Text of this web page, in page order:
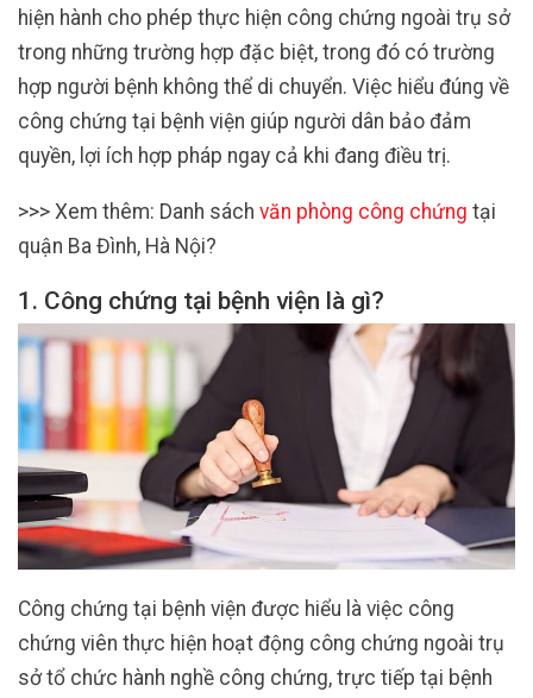
hiện hành cho phép thực hiện công chứng ngoài trụ sở
trong những trường hợp đặc biệt, trong đó có trường
hợp người bệnh không thể di chuyển. Việc hiểu đúng về
công chứng tại bệnh viện giúp người dân bảo đảm
quyền, lợi ích hợp pháp ngay cả khi đang điều trị.
>>> Xem thêm: Danh sách văn phòng công chứng tại
quận Ba Đình, Hà Nội?
1. Công chứng tại bệnh viện là gì?
Công chứng tại bệnh viện được hiểu là việc công
chứng viên thực hiện hoạt động công chứng ngoài trụ
sở tổ chức hành nghề công chứng, trực tiếp tại bệnh